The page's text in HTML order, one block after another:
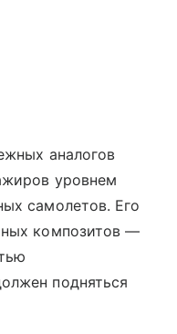
аналогов
уровнем
самолетов. Его
композитов —
подняться